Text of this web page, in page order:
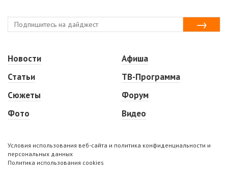
Новости
Статьи
Сюжеты
Фото
Афиша
ТВ-Программа
Форум
Видео
Условия использования веб-сайта и политика конфиденциальности и
персональных данных
Политика использования cookies